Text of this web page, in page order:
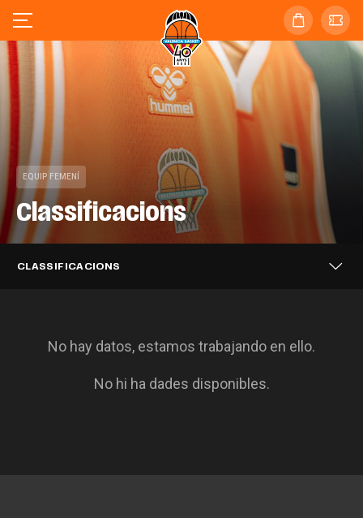
EQUIP FEMENÍ
Classificacions
CLASSIFICACIONS
No hay datos, estamos trabajando en ello.
No hi ha dades disponibles.